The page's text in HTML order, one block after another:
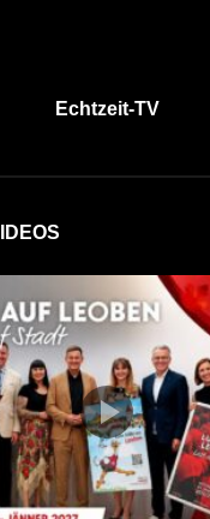
Echtzeit-TV